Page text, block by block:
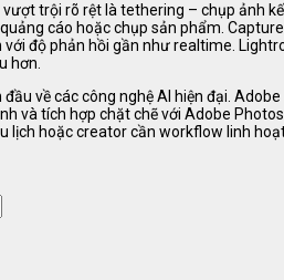
trội rõ rệt là tethering – chụp ảnh
cáo hoặc chụp sản phẩm.
độ phản hồi gần như realtime.
hơn.
về các công nghệ AI hiện đại.
và tích hợp chặt chẽ với Adobe
lịch hoặc creator cần workflow linh